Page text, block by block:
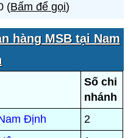
(Bấm để gọi)
hàng MSB tại Nam
Số chi
nhánh
Định
2